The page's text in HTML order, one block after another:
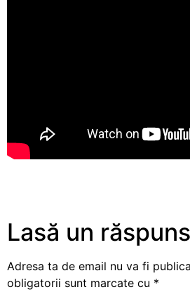
Lasă un răspuns
Adresa ta de email nu va fi
obligatorii sunt marcate cu *